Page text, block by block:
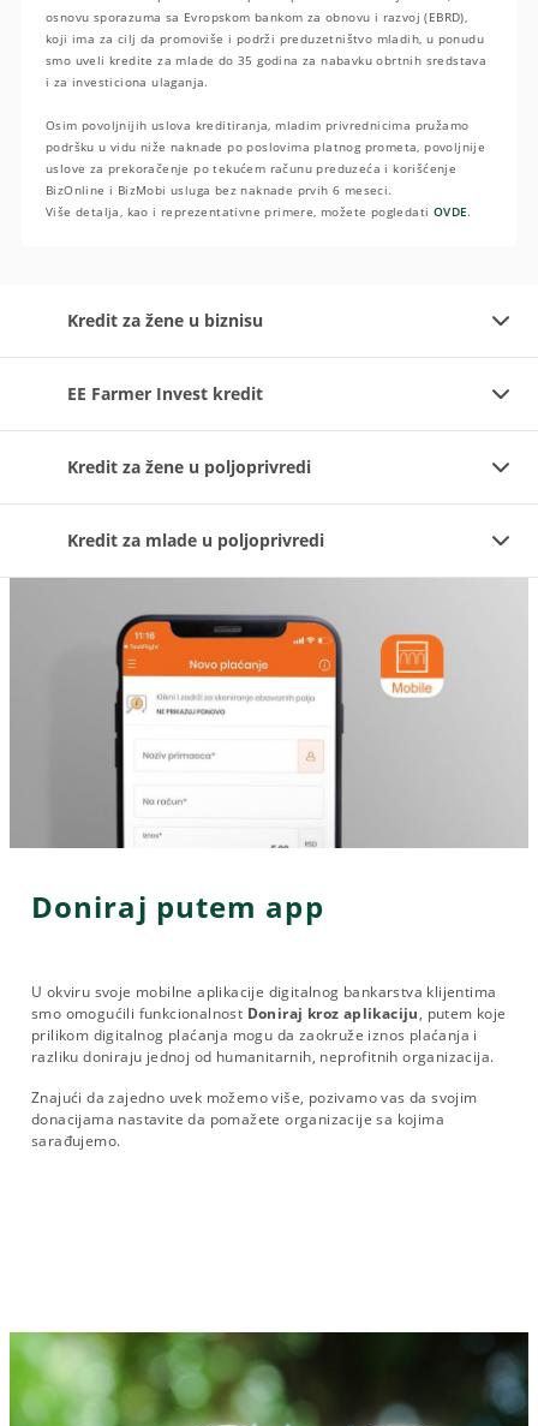
osnovu sporazuma sa Evropskom bankom za obnovu i razvoj (EBRD),
koji ima za cilj da promoviše i podrži preduzetništvo mladih, u ponudu
smo uveli kredite za mlade do 35 godina za nabavku obrtnih sredstava
i za investiciona ulaganja.
Osim povoljnijih uslova kreditiranja, mladim privrednicima pružamo
podršku u vidu niže naknade po poslovima platnog prometa, povoljnije
uslove za prekoračenje po tekućem računu preduzeća i korišćenje
BizOnline i BizMobi usluga bez naknade prvih 6 meseci.
Više detalja, kao i reprezentativne primere, možete pogledati OVDE.
Kredit za žene u biznisu
EE Farmer Invest kredit
Kredit za žene u poljoprivredi
Kredit za mlade u poljoprivredi
Doniraj putem app
U okviru svoje mobilne aplikacije digitalnog bankarstva klijentima
smo omogućili funkcionalnost Doniraj kroz aplikaciju, putem koje
prilikom digitalnog plaćanja mogu da zaokruže iznos plaćanja i
razliku doniraju jednoj od humanitarnih, neprofitnih organizacija.
Znajući da zajedno uvek možemo više, pozivamo vas da svojim
donacijama nastavite da pomažete organizacije sa kojima
sarađujemo.